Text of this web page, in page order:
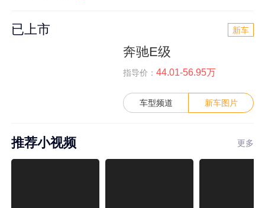
已上市 新车
奔驰E级
指导价： 44.01-56.95万
车型频道 新车图片
推荐小视频 更多